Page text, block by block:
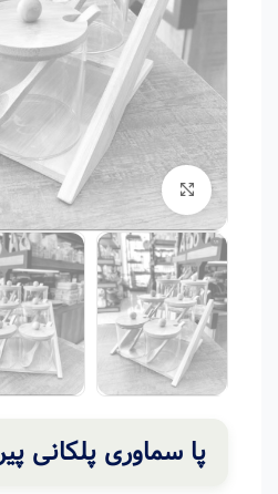
برای بزرگنمایی کلیک کنید
پا سماوری پلکانی